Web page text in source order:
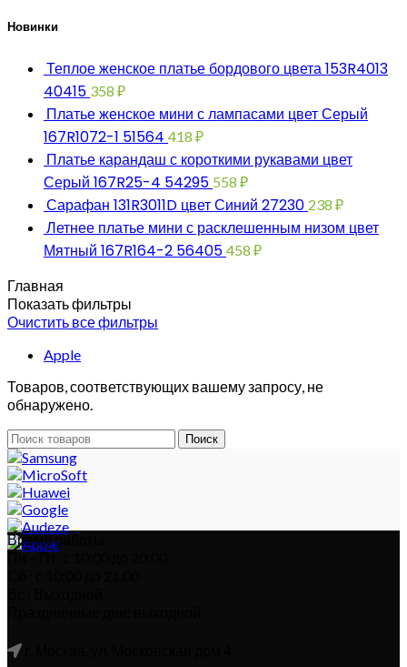
Новинки
Теплое женское платье бордового цвета 153R4013
40415 358 ₽
Платье женское мини с лампасами цвет Серый
167R1072-1 51564 418 ₽
Платье карандаш с короткими рукавами цвет
Серый 167R25-4 54295 558 ₽
Сарафан 131R3011D цвет Синий 27230 238 ₽
Летнее платье мини с расклешенным низом цвет
Мятный 167R164-2 56405 458 ₽
Главная
Показать фильтры
Очистить все фильтры
Apple
Товаров, соответствующих вашему запросу, не
обнаружено.
Поиск
Время работы:
Пн – Пт: с 10:00 до 20:00